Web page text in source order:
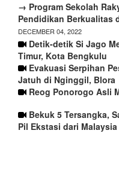
→ Program Sekolah
Pendidikan Berkualitas
DECEMBER 04, 2022
Detik-detik Si Jago
Timur, Kota Bengkulu
Evakuasi Serpihan
Jatuh di Nginggil, Blora
Reog Ponorogo Asli
Bekuk 5 Tersangka,
Pil Ekstasi dari Malaysia